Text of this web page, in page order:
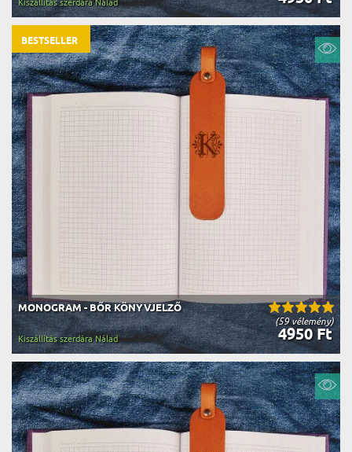
Kiszállítás szerdára Nálad
(59 vélemény)
MONOGRAM - BŐR KÖNYVJELZŐ
4950 Ft
Kiszállítás szerdára Nálad
BESTSELLER